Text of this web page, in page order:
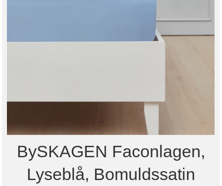
BySKAGEN Faconlagen,
Lyseblå, Bomuldssatin